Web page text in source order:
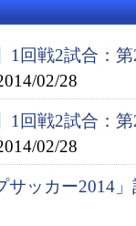
1回戦2試合：
02/28
1回戦2試合：
02/28
サッカー2014